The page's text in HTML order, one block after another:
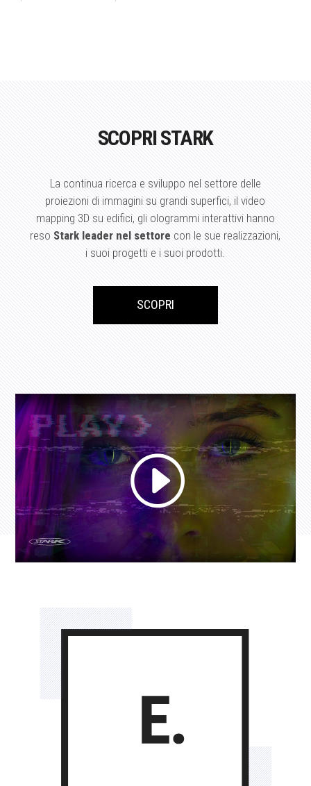
SCOPRI STARK
La continua ricerca e sviluppo nel settore delle
proiezioni di immagini su grandi superfici, il video
mapping 3D su edifici, gli ologrammi interattivi hanno
reso Stark leader nel settore con le sue realizzazioni,
i suoi progetti e i suoi prodotti.
SCOPRI